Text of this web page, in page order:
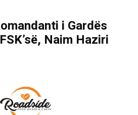
i Gardës
Naim Haziri